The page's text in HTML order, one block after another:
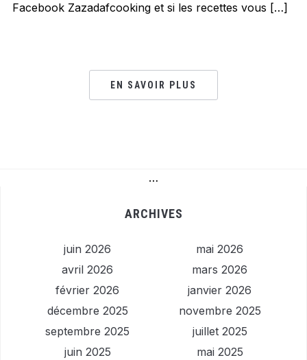
Facebook Zazadafcooking et si les recettes vous […]
EN SAVOIR PLUS
…
ARCHIVES
juin 2026
mai 2026
avril 2026
mars 2026
février 2026
janvier 2026
décembre 2025
novembre 2025
septembre 2025
juillet 2025
juin 2025
mai 2025